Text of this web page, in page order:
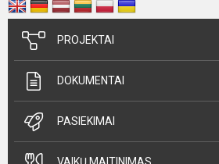
PROJEKTAI
DOKUMENTAI
PASIEKIMAI